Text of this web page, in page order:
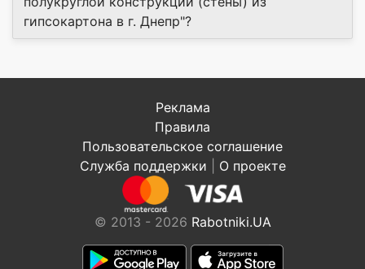
гипсокартона в г. Днепр"?
Реклама
Правила
Пользовательское соглашение
Служба поддержки
О проекте
© 2013 - 2026 Rabotniki.UA